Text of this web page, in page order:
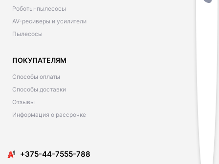
Роботы-пылесосы
AV-ресиверы и усилители
Пылесосы
ПОКУПАТЕЛЯМ
Способы оплаты
Способы доставки
Отзывы
Информация о рассрочке
​​+375-44-7555-788